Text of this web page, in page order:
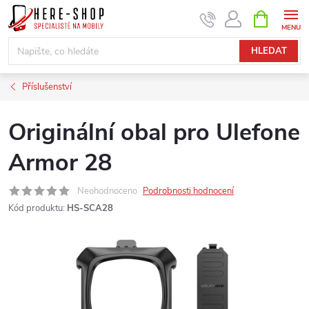
Přejít
na
obsah
HLEDAT
NÁKUPNÍ
KOŠÍK
Příslušenství
Originální obal pro Ulefone
Armor 28
Neohodnoceno Podrobnosti hodnocení
Kód produktu: HS-SCA28